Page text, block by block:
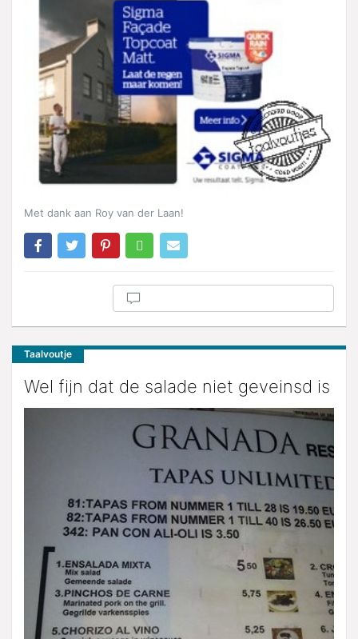
Met dank aan Roy van der Laan!
Taalvoutje
Wel fijn dat de salade niet geveinsd is